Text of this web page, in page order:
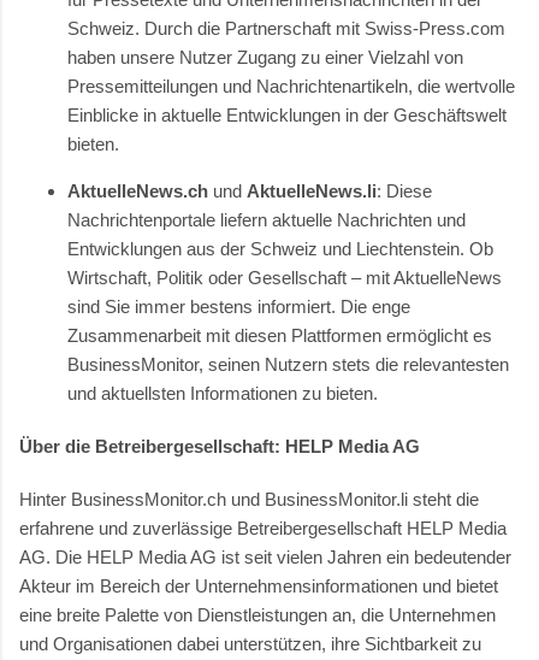
Schweiz. Durch die Partnerschaft mit Swiss-Press.com
haben unsere Nutzer Zugang zu einer Vielzahl von
Pressemitteilungen und Nachrichtenartikeln, die wertvolle
Einblicke in aktuelle Entwicklungen in der Geschäftswelt
bieten.
AktuelleNews.ch und AktuelleNews.li: Diese
Nachrichtenportale liefern aktuelle Nachrichten und
Entwicklungen aus der Schweiz und Liechtenstein. Ob
Wirtschaft, Politik oder Gesellschaft – mit AktuelleNews
sind Sie immer bestens informiert. Die enge
Zusammenarbeit mit diesen Plattformen ermöglicht es
BusinessMonitor, seinen Nutzern stets die relevantesten
und aktuellsten Informationen zu bieten.
Über die Betreibergesellschaft: HELP Media AG
Hinter BusinessMonitor.ch und BusinessMonitor.li steht die
erfahrene und zuverlässige Betreibergesellschaft HELP Media
AG. Die HELP Media AG ist seit vielen Jahren ein bedeutender
Akteur im Bereich der Unternehmensinformationen und bietet
eine breite Palette von Dienstleistungen an, die Unternehmen
und Organisationen dabei unterstützen, ihre Sichtbarkeit zu